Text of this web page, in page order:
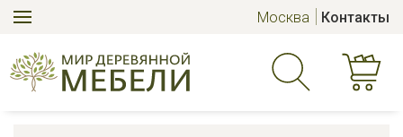
Москва Контакты